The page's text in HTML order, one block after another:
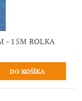
- 15M ROLKA